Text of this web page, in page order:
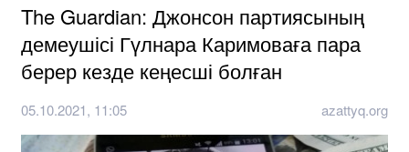
The Guardian: Джонсон партиясының
демеушісі Гүлнара Каримоваға пара
берер кезде кеңесші болған
05.10.2021, 11:05 azattyq.org